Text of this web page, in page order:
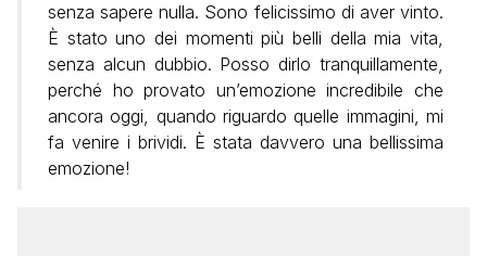
senza sapere nulla. Sono felicissimo di aver vinto.
È stato uno dei momenti più belli della mia vita,
senza alcun dubbio. Posso dirlo tranquillamente,
perché ho provato un’emozione incredibile che
ancora oggi, quando riguardo quelle immagini, mi
fa venire i brividi. È stata davvero una bellissima
emozione!